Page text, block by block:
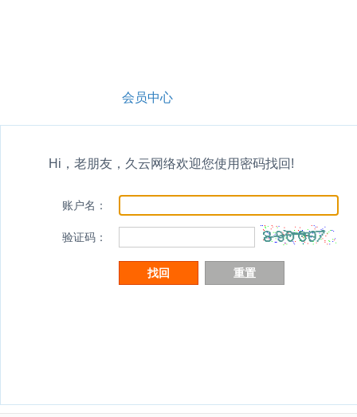
会员中心
Hi，老朋友，久云网络欢迎您使用密码找回!
账户名 ：
验证码 ：